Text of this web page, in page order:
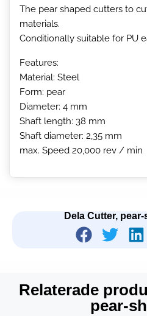
The pear shaped cutters to
materials.
Conditionally suitable for PU
Features:
Material: Steel
Form: pear
Diameter: 4 mm
Shaft length: 38 mm
Shaft diameter: 2,35 mm
max. Speed 20,000 rev / min
Dela Cutter,
Relaterade
pear-